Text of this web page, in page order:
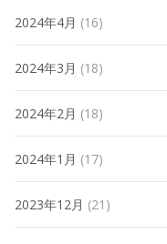
2024年4月 (16)
2024年3月 (18)
2024年2月 (18)
2024年1月 (17)
2023年12月 (21)